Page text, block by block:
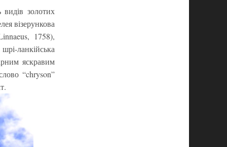
золотих
візерункова
1758),
ланкійська
яскравим
“chryson”